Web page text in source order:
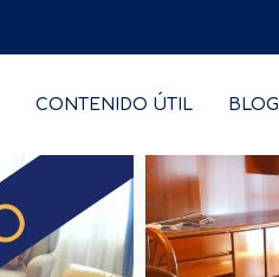
CONTENIDO ÚTIL BLOG